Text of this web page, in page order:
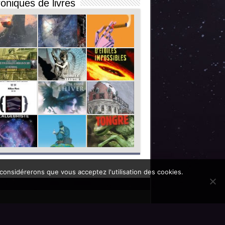
de livres
que vous acceptez l'utilisation des cookies.